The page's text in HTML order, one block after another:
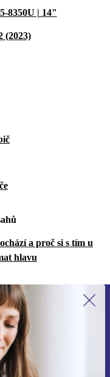
8350U | 14"
(2023)
a proč si s tím u
hlavu
novinek a
nabídku.